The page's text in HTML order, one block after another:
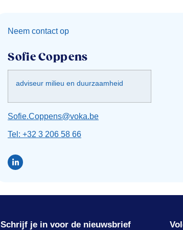
Neem contact op
Sofie Coppens
adviseur milieu en duurzaamheid
Sofie.Coppens@voka.be
Tel: +32 3 206 58 66
Schrijf je in voor de nieuwsbrief